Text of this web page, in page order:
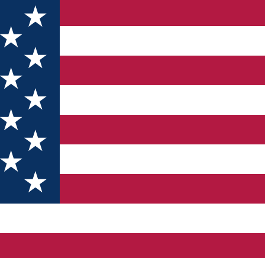
școlare
elevilor cu rezultate la olimpiadele
pentru premierea elevilor și echipelor de tineri care au